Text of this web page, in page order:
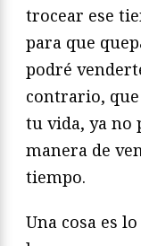
trocear ese
para que
podré
contrario,
tu vida, ya no
manera de
tiempo.
Una cosa es